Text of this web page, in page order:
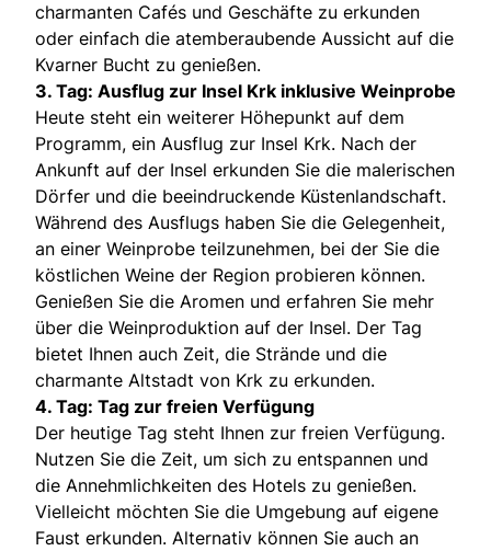
charmanten Cafés und Geschäfte zu erkunden
oder einfach die atemberaubende Aussicht auf die
Kvarner Bucht zu genießen.
3. Tag: Ausflug zur Insel Krk inklusive Weinprobe
Heute steht ein weiterer Höhepunkt auf dem
Programm, ein Ausflug zur Insel Krk. Nach der
Ankunft auf der Insel erkunden Sie die malerischen
Dörfer und die beeindruckende Küstenlandschaft.
Während des Ausflugs haben Sie die Gelegenheit,
an einer Weinprobe teilzunehmen, bei der Sie die
köstlichen Weine der Region probieren können.
Genießen Sie die Aromen und erfahren Sie mehr
über die Weinproduktion auf der Insel. Der Tag
bietet Ihnen auch Zeit, die Strände und die
charmante Altstadt von Krk zu erkunden.
4. Tag: Tag zur freien Verfügung
Der heutige Tag steht Ihnen zur freien Verfügung.
Nutzen Sie die Zeit, um sich zu entspannen und
die Annehmlichkeiten des Hotels zu genießen.
Vielleicht möchten Sie die Umgebung auf eigene
Faust erkunden. Alternativ können Sie auch an